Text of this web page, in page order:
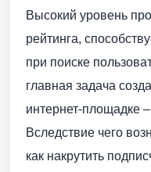
Высокий уровень
рейтинга,
при поиске
главная задача
интернет-площадке
Вследствие чего
как накрутить